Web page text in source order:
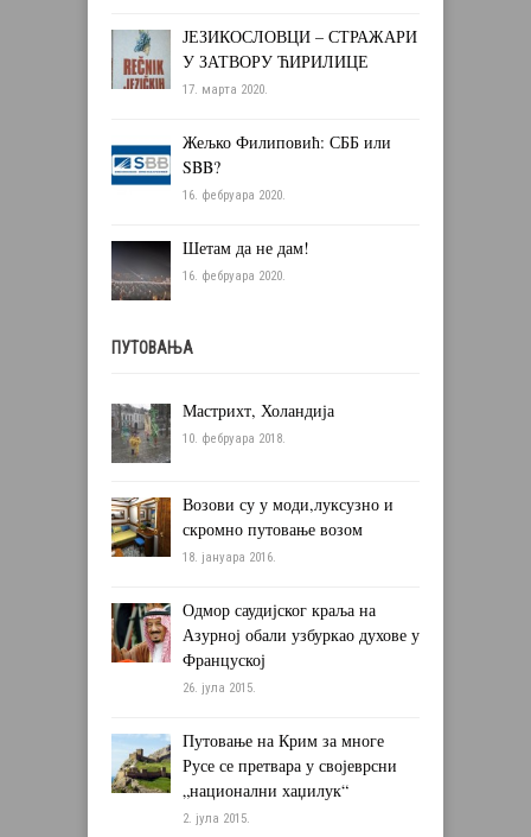
ЈЕЗИКОСЛОВЦИ – СТРАЖАРИ
У ЗАТВОРУ ЋИРИЛИЦЕ
17. марта 2020.
Жељко Филиповић: СББ или
SBB?
16. фебруара 2020.
Шетам да не дам!
16. фебруара 2020.
ПУТОВАЊА
Мастрихт, Холандија
10. фебруара 2018.
Возови су у моди,луксузно и
скромно путовање возом
18. јануара 2016.
Одмор саудијског краља на
Азурној обали узбуркао духове у
Француској
26. јула 2015.
Путовање на Крим за многе
Русе се претвара у својеврсни
„национални хаџилук“
2. јула 2015.